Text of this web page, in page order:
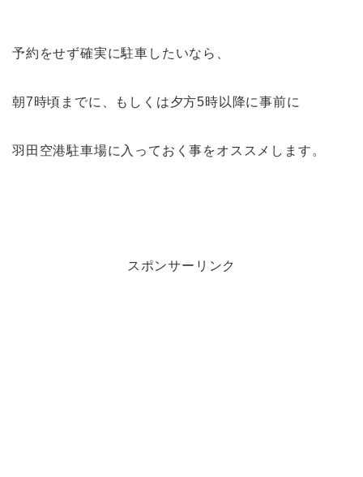
予約をせず確実に駐車したいなら、
朝7時頃までに、もしくは夕方5時以降に事前に
羽田空港駐車場に入っておく事をオススメします。
スポンサーリンク